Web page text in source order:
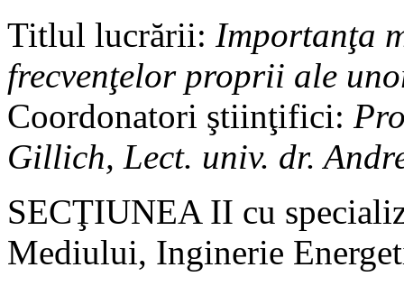
Titlul lucrării: Importanţa
frecvenţelor proprii ale
Coordonatori ştiinţifici:
Gillich, Lect. univ. dr.
SECŢIUNEA II cu
Mediului, Inginerie